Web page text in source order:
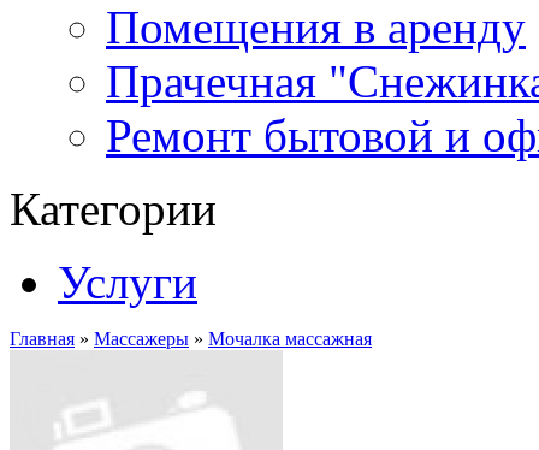
Помещения в аренду
Прачечная
Ремонт бытовой и
Категории
Услуги
Главная » Массажеры » Мочалка массажная